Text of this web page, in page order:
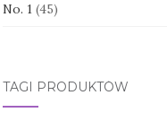
No. 1 (45)
TAGI PRODUKTÓW